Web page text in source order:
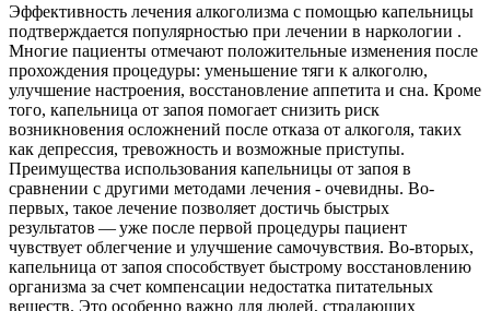
Эффективность лечения алкоголизма с помощью капельницы
подтверждается популярностью при лечении в наркологии .
Многие пациенты отмечают положительные изменения после
прохождения процедуры: уменьшение тяги к алкоголю,
улучшение настроения, восстановление аппетита и сна. Кроме
того, капельница от запоя помогает снизить риск
возникновения осложнений после отказа от алкоголя, таких
как депрессия, тревожность и возможные приступы.
Преимущества использования капельницы от запоя в
сравнении с другими методами лечения - очевидны. Во-
первых, такое лечение позволяет достичь быстрых
результатов — уже после первой процедуры пациент
чувствует облегчение и улучшение самочувствия. Во-вторых,
капельница от запоя способствует быстрому восстановлению
организма за счет компенсации недостатка питательных
веществ. Это особенно важно для людей, страдающих